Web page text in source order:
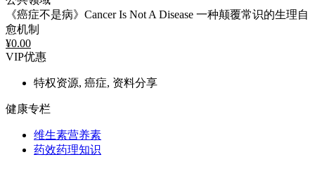
《癌症不是病》Cancer Is Not A Disease 一种颠覆常识的生理自
愈机制
¥0.00
VIP优惠
特权资源, 癌症, 资料分享
健康专栏
维生素营养素
药效药理知识